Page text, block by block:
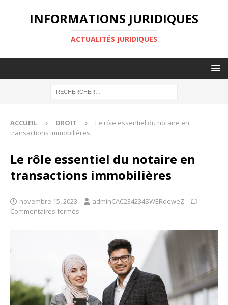
INFORMATIONS JURIDIQUES
ACTUALITÉS JURIDIQUES
ACCUEIL DROIT
Le rôle essentiel du notaire en
transactions immobilières
Le rôle essentiel du notaire en
transactions immobilières
novembre 15, 2023
adminCAC234234SWERdeweZ
Commentaires fermés